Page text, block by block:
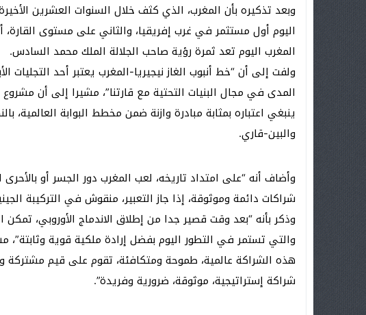
وبعد تذكيره بأن المغرب، الذي كثف خلال السنوات العشرين
اليوم أول مستثمر في غرب إفريقيا، والثاني على مستوى
المغرب اليوم تعد ثمرة رؤية صاحب الجلالة الملك محمد السادس.
ولفت إلى أن “خط أنبوب الغاز نيجيريا-المغرب يعتبر أحد
المدى في مجال البنيات التحتية مع قارتنا”، مشيرا إلى أن مشروع
ينبغي اعتباره بمثابة مبادرة وازنة ضمن مخطط البوابة العالمية،
والبين-قاري.
وأضاف أنه “على امتداد تاريخه، لعب المغرب دور الجسر أو بالأحرى
شراكات دائمة وموثوقة، إذا جاز التعبير، منقوش في التركيبة
وذكر بأنه “بعد وقت قصير جدا من إطلاق الاندماج الأوروبي، تمكن
والتي تستمر في التطور اليوم بفضل إرادة ملكية قوية وثابتة”،
هذه الشراكة عالمية، طموحة ومتكافئة، تقوم على قيم مشتركة
شراكة إستراتيجية، موثوقة، ضرورية وفريدة”.